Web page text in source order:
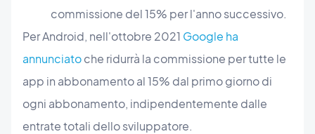
commissione del 15% per l'anno successivo.
Per Android, nell'ottobre 2021 Google ha
annunciatoche ridurrà la commissione per tutte le
app in abbonamento al 15% dal primo giorno di
ogni abbonamento, indipendentemente dalle
entrate totali dello sviluppatore.